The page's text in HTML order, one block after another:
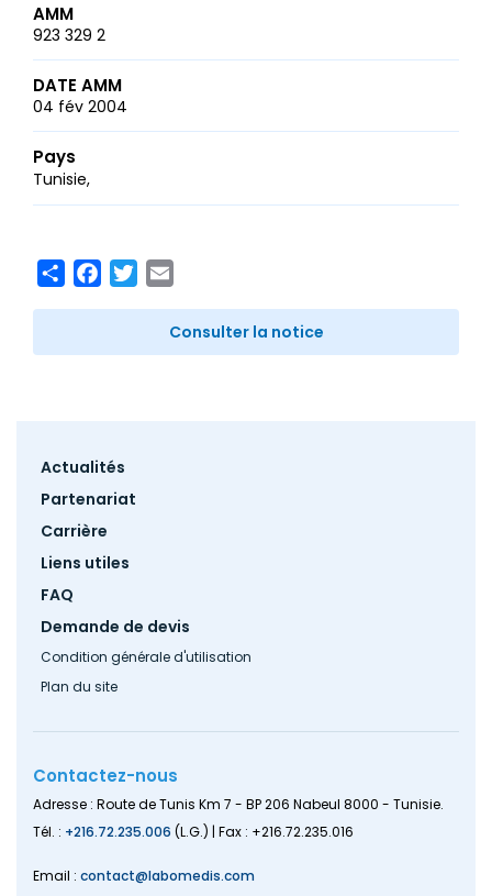
AMM
923 329 2
DATE AMM
04 fév 2004
Pays
Tunisie
ShareFacebook
Twitter
Consulter la notice
Footer
Actualités
Partenariat
Carrière
Liens utiles
FAQ
Demande de devis
Condition générale d'utilisation
Plan du site
Contactez-nous
Adresse : Route de Tunis Km 7 - BP 206 Nabeul 8000 - Tunisie.
Tél. : +216.72.235.006 (L.G.) | Fax : +216.72.235.016
Email : contact@labomedis.com